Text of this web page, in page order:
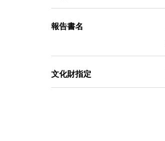
報告書名
文化財指定